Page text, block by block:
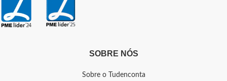
SOBRE NÓS
Sobre o Tudenconta